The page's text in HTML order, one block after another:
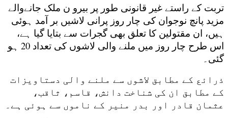
تربت کے راستے غیر قانونی طور پر بیرو ن ملک جانےوالے
مزید پانچ نوجوان کی چار روز پرانی لاشیں بر آمد ہوئی
ہیں، ان مقتولین کا تعلق بھی گجرات سے بتایا گیا ہے،
اس طرح چار روز میں ملنے والی لاشوں کی تعداد 20 ہو
گئی۔
ذرائع کے مطابق لاشوں سے ملنے والی دستاویزات
کے مطابق ان کی شناخت دانش، قاسم، ثاقب،
عثمان قادر اور بدر منیر کے ناموں سے ہوئی ہے۔